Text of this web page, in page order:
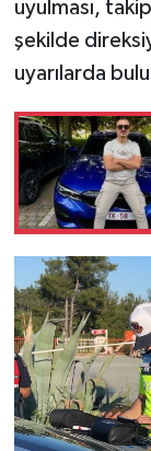
uyulması,
şekilde
uyarılarda